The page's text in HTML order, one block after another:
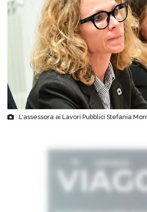
L'assessora ai Lavori Pubblici Stefania